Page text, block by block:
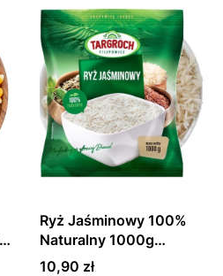
Ryż Jaśminowy 100%
Naturalny 1000g
TARGROCH
Cena
10,90 zł